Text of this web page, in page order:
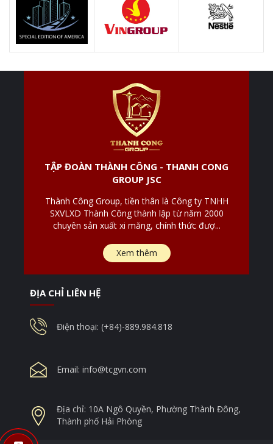
TẬP ĐOÀN THÀNH CÔNG - THANH CONG
GROUP JSC
Thành Công Group, tiền thân là Công ty TNHH
SXVLXD Thành Công thành lập từ năm 2000
chuyên sản xuất xi măng, chính thức đượ...
Xem thêm
ĐỊA CHỈ LIÊN HỆ
Điện thoại: (+84)-889.984.818
Email: info@tcgvn.com
Địa chỉ: 10A Ngô Quyền, Phường Thành Đông,
Thành phố Hải Phòng